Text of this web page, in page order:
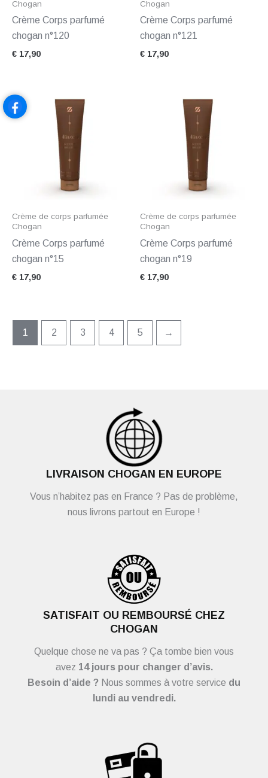
Chogan
Crème Corps parfumé
chogan n°120
€ 17,90
Chogan
Crème Corps parfumé
chogan n°121
€ 17,90
Crème de corps parfumée
Chogan
Crème Corps parfumé
chogan n°15
€ 17,90
Crème de corps parfumée
Chogan
Crème Corps parfumé
chogan n°19
€ 17,90
1 2 3 4 5 →
LIVRAISON CHOGAN EN EUROPE
Vous n’habitez pas en France ? Pas de problème,
nous livrons partout en Europe !
SATISFAIT OU REMBOURSÉ CHEZ
CHOGAN
Quelque chose ne va pas ? Ça tombe bien vous
avez 14 jours pour changer d’avis.
Besoin d’aide ? Nous sommes à votre service du
lundi au vendredi.